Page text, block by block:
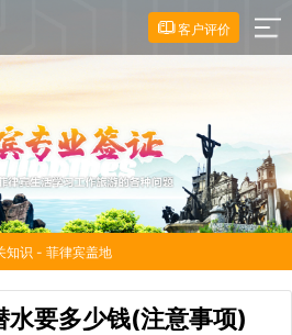
客户评价
知识 - 菲律宾盖地
水要多少钱(注意事项)